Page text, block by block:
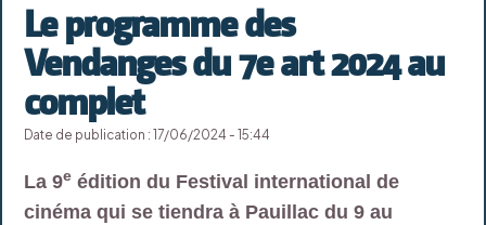
Le programme des
Vendanges du 7e art 2024 au
complet
Date de publication : 17/06/2024 - 15:44
La 9e édition du Festival international de
cinéma qui se tiendra à Pauillac du 9 au